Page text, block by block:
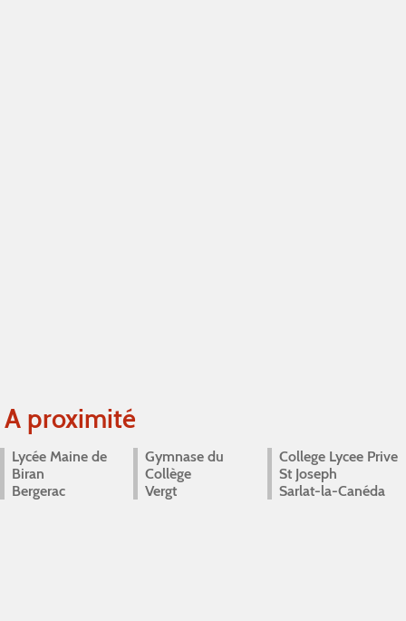
A proximité
Lycée Maine de
Biran
Bergerac
Gymnase du
Collège
Vergt
College Lycee Prive
St Joseph
Sarlat-la-Canéda